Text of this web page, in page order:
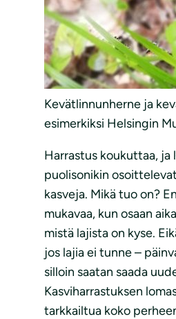
Kevätlinnunherne ja
esimerkiksi Helsingin
Harrastus koukuttaa, ja
puolisonikin
kasveja. Mikä tuo on?
mukavaa, kun osaan
mistä lajista on kyse.
jos lajia ei tunne –
silloin saatan saada
Kasviharrastuksen
tarkkailtua koko